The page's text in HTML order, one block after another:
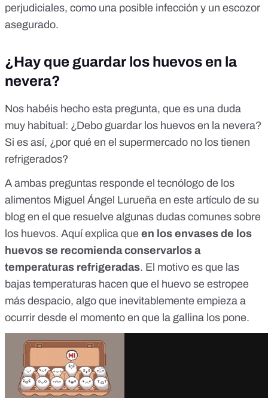
perjudiciales, como una posible infección y un escozor
asegurado.
¿Hay que guardar los huevos en la
nevera?
Nos habéis hecho esta pregunta, que es una duda
muy habitual: ¿Debo guardar los huevos en la nevera?
Si es así, ¿por qué en el supermercado no los tienen
refrigerados?
A ambas preguntas responde el tecnólogo de los
alimentos Miguel Ángel Lurueña en este artículo de su
blog en el que resuelve algunas dudas comunes sobre
los huevos. Aquí explica que en los envases de los
huevos se recomienda conservarlos a
temperaturas refrigeradas. El motivo es que las
bajas temperaturas hacen que el huevo se estropee
más despacio, algo que inevitablemente empieza a
ocurrir desde el momento en que la gallina los pone.